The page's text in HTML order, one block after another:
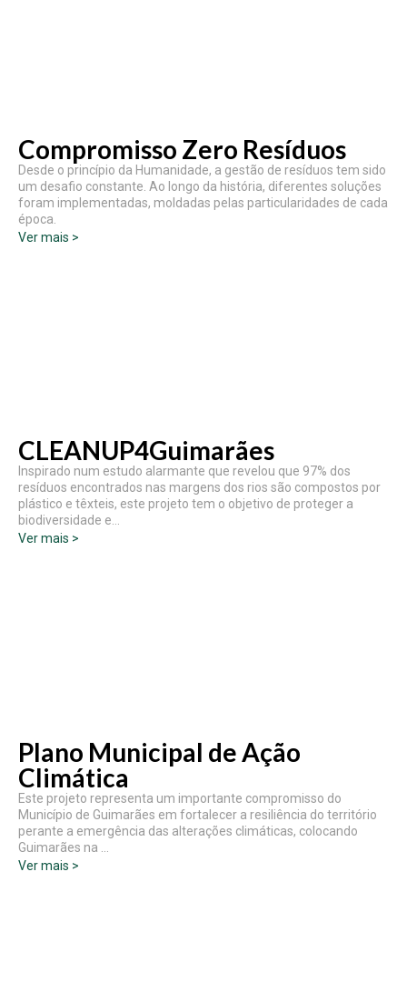
Compromisso Zero Resíduos
Desde o princípio da Humanidade, a gestão de resíduos tem sido
um desafio constante. Ao longo da história, diferentes soluções
foram implementadas, moldadas pelas particularidades de cada
época.
Ver mais >
CLEANUP4Guimarães
Inspirado num estudo alarmante que revelou que 97% dos
resíduos encontrados nas margens dos rios são compostos por
plástico e têxteis, este projeto tem o objetivo de proteger a
biodiversidade e…
Ver mais >
Plano Municipal de Ação
Climática
Este projeto representa um importante compromisso do
Município de Guimarães em fortalecer a resiliência do território
perante a emergência das alterações climáticas, colocando
Guimarães na …
Ver mais >